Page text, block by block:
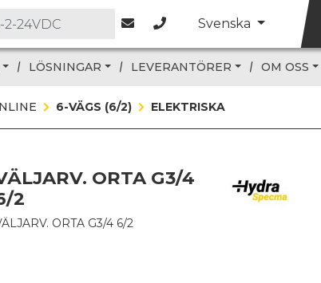
Svenska
LÖSNINGAR LEVERANTÖRER OM OSS
6-VÄGS (6/2) ELEKTRISKA
ORTA G3/4
2
ORTA G3/4 6/2